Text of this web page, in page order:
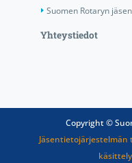
Suomen Rotaryn
Yhteystiedot
Copyright ©
Jäsentietojärjestelmän